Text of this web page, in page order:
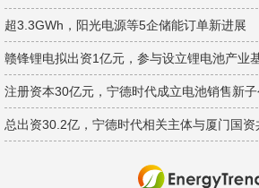
超3.3GWh，阳光电源等5企储能订单新进展
赣锋锂电拟出资1亿元，参与设立锂电池产业
注册资本30亿元，宁德时代成立电池销售新子
总出资30.2亿，宁德时代相关主体与厦门国